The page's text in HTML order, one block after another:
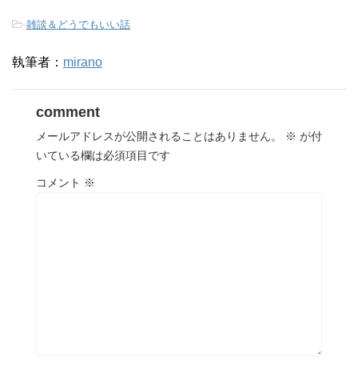
-雑談＆どうでもいい話
執筆者： mirano
comment
メールアドレスが公開されることはありません。 ※ が付
いている欄は必須項目です
コメント ※